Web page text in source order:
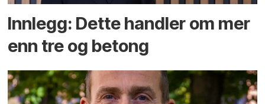
Innlegg: Dette handler om mer
enn tre og betong